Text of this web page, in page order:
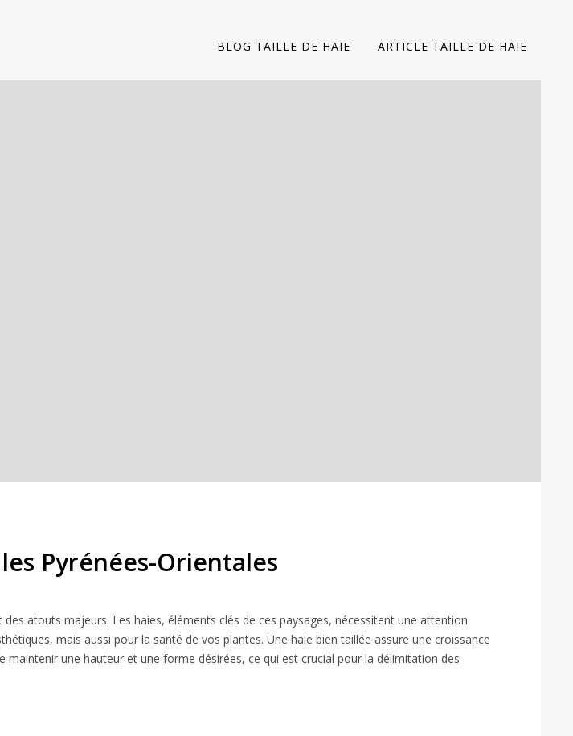
BLOG TAILLE DE HAIE ARTICLE TAILLE DE HAIE
Pyrénées-Orientales
atouts majeurs. Les haies, éléments clés de ces paysages, nécessitent une attention
mais aussi pour la santé de vos plantes. Une haie bien taillée assure une croissance
une hauteur et une forme désirées, ce qui est crucial pour la délimitation des